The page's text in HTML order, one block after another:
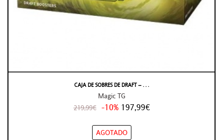
CAJA DE SOBRES DE DRAFT – . . .
Magic TG
219,99€ -10% 197,99€
AGOTADO